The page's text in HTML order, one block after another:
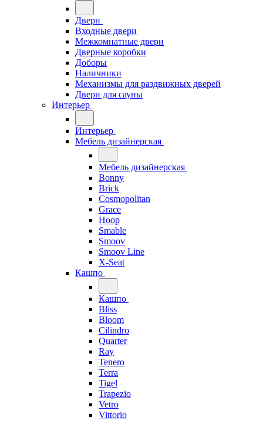
Двери
Входные двери
Межкомнатные двери
Дверные коробки
Доборы
Наличники
Механизмы для раздвижных дверей
Двери для сауны
Интерьер
Интерьер
Мебель дизайнерская
Мебель дизайнерская
Bonny
Brick
Cosmopolitan
Grace
Hoop
Smable
Smoov
Smoov Line
X-Seat
Кашпо
Кашпо
Bliss
Bloom
Cilindro
Quarter
Ray
Tenero
Terra
Tigel
Trapezio
Vetro
Vittorio